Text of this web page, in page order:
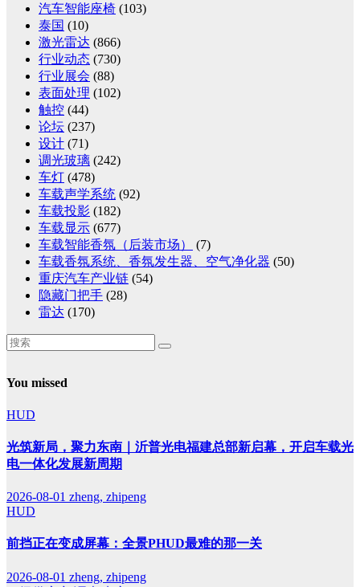
汽车智能座椅 (103)
泰国 (10)
激光雷达 (866)
行业动态 (730)
行业展会 (88)
表面处理 (102)
触控 (44)
论坛 (237)
设计 (71)
调光玻璃 (242)
车灯 (478)
车载声学系统 (92)
车载投影 (182)
车载显示 (677)
车载智能香氛（后装市场）
(7)
车载香氛系统、香氛发生器、空气净化器 (50)
重庆汽车产业链 (54)
隐藏门把手 (28)
雷达 (170)
You missed
HUD
光筑新局，聚力东南｜沂普光电福建总部新启幕，开启车载光
电一体化发展新周期
2026-08-01 zheng, zhipeng
HUD
前挡正在变成屏幕：全景PHUD最难的那一关
2026-08-01 zheng, zhipeng